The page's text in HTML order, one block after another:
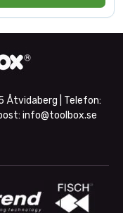
Åtvidaberg | Telefon:
info@toolbox.se